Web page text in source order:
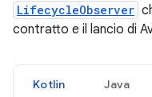
LifecycleObserver
contratto e il lancio di
Kotlin Java